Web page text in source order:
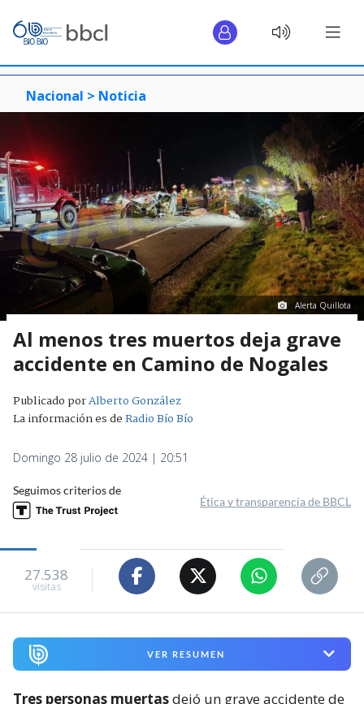
Nacional > Noticia
Alerta Quillota
Al menos tres muertos deja grave
accidente en Camino de Nogales
Publicado porAlberto González
La información es deRadio Bío Bío
Domingo 28 julio de 2024 | 20:51
Seguimos criterios de
Ética y transparencia de BBCL
27.538
visitas
VER RESUMEN
Tres personas muertasdejó un grave accidente de